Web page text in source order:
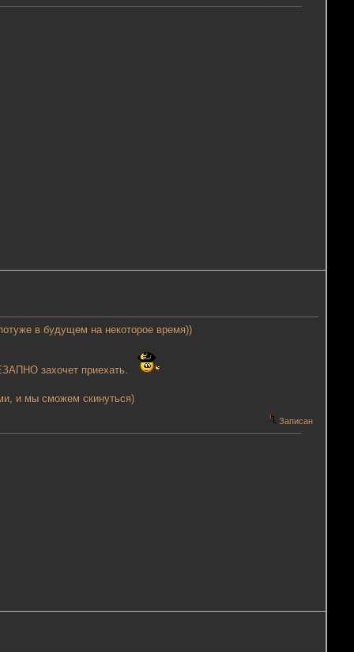
в будущем на некоторое время))
захочет приехать.
и мы сможем скинуться)
Записан